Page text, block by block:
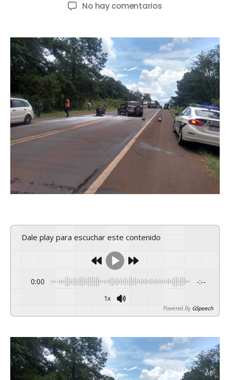
No hay comentarios
Dale play para escuchar este contenido
0:00 -:--
1x
Powered By GSpeech